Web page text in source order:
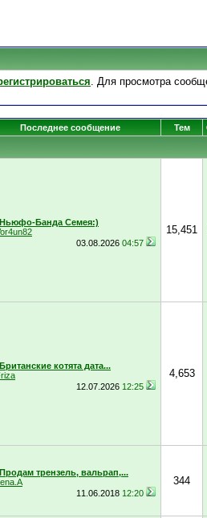
. Для просмотра
Последнее сообщение Тем
Ньюфо-Банда Семея:)
03.08.2026 04:57
15,451
Британские котята дата...
12.07.2026 12:25
4,653
Продам трензель, вальрап,...
11.06.2018 12:20
344